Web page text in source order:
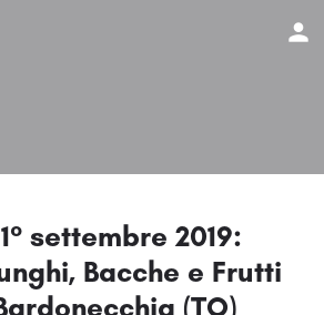
settembre 2019:
Bacche e Frutti
(TO)